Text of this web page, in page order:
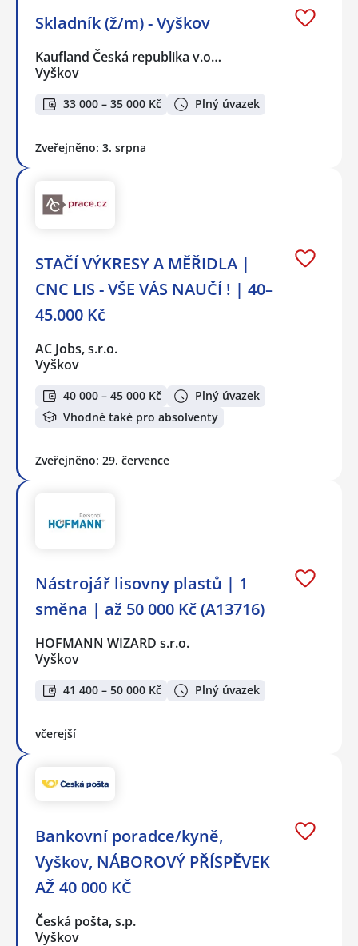
Skladník (ž/m) - Vyškov
Kaufland Česká republika v.o…
Vyškov
33 000 – 35 000 Kč Plný úvazek
Zveřejněno: 3. srpna
STAČÍ VÝKRESY A MĚŘIDLA |
CNC LIS - VŠE VÁS NAUČÍ ! | 40–
45.000 Kč
AC Jobs, s.r.o.
Vyškov
40 000 – 45 000 Kč
Plný úvazek
Vhodné také pro absolventy
Zveřejněno: 29. července
Nástrojář lisovny plastů | 1
směna | až 50 000 Kč (A13716)
HOFMANN WIZARD s.r.o.
Vyškov
41 400 – 50 000 Kč Plný úvazek
včerejší
Bankovní poradce/kyně,
Vyškov, NÁBOROVÝ PŘÍSPĚVEK
AŽ 40 000 KČ
Česká pošta, s.p.
Vyškov